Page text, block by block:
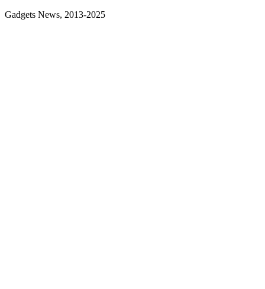
Gadgets News, 2013-2025